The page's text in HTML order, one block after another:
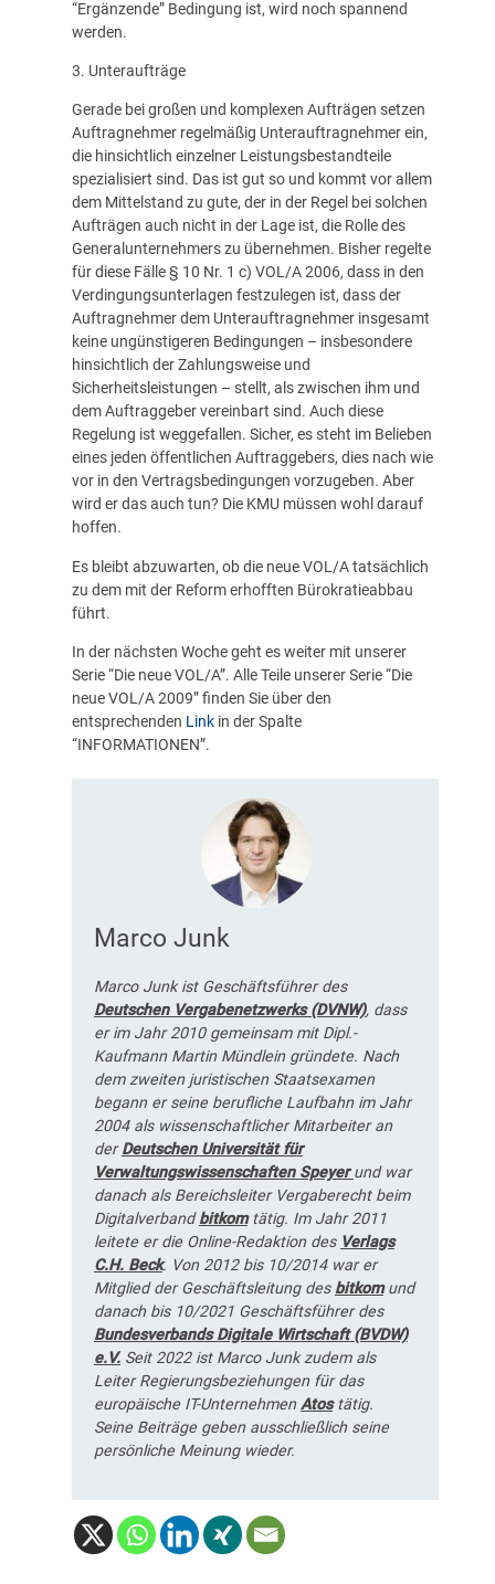
“Ergänzende” Bedingung ist, wird noch spannend
werden.
3. Unteraufträge
Gerade bei großen und komplexen Aufträgen setzen
Auftragnehmer regelmäßig Unterauftragnehmer ein,
die hinsichtlich einzelner Leistungsbestandteile
spezialisiert sind. Das ist gut so und kommt vor allem
dem Mittelstand zu gute, der in der Regel bei solchen
Aufträgen auch nicht in der Lage ist, die Rolle des
Generalunternehmers zu übernehmen. Bisher regelte
für diese Fälle § 10 Nr. 1 c) VOL/A 2006, dass in den
Verdingungsunterlagen festzulegen ist, dass der
Auftragnehmer dem Unterauftragnehmer insgesamt
keine ungünstigeren Bedingungen – insbesondere
hinsichtlich der Zahlungsweise und
Sicherheitsleistungen – stellt, als zwischen ihm und
dem Auftraggeber vereinbart sind. Auch diese
Regelung ist weggefallen. Sicher, es steht im Belieben
eines jeden öffentlichen Auftraggebers, dies nach wie
vor in den Vertragsbedingungen vorzugeben. Aber
wird er das auch tun? Die KMU müssen wohl darauf
hoffen.
Es bleibt abzuwarten, ob die neue VOL/A tatsächlich
zu dem mit der Reform erhofften Bürokratieabbau
führt.
In der nächsten Woche geht es weiter mit unserer
Serie “Die neue VOL/A”. Alle Teile unserer Serie “Die
neue VOL/A 2009” finden Sie über den
entsprechenden Linkin der Spalte
“INFORMATIONEN”.
Marco Junk
Marco Junk ist Geschäftsführer des
Deutschen Vergabenetzwerks (DVNW), dass
er im Jahr 2010 gemeinsam mit Dipl.-
Kaufmann Martin Mündlein gründete. Nach
dem zweiten juristischen Staatsexamen
begann er seine berufliche Laufbahn im Jahr
2004 als wissenschaftlicher Mitarbeiter an
derDeutschen Universität für
Verwaltungswissenschaften Speyerund war
danach als Bereichsleiter Vergaberecht beim
Digitalverbandbitkomtätig. Im Jahr 2011
leitete er die Online-Redaktion des Verlags
C.H. Beck. Von 2012 bis 10/2014 war er
Mitglied der Geschäftsleitung des bitkomund
danach bis 10/2021 Geschäftsführer des
Bundesverbands Digitale Wirtschaft (BVDW)
e.V.Seit 2022 ist Marco Junk zudem als
Leiter Regierungsbeziehungen für das
europäische IT-UnternehmenAtostätig.
Seine Beiträge geben ausschließlich seine
persönliche Meinung wieder.